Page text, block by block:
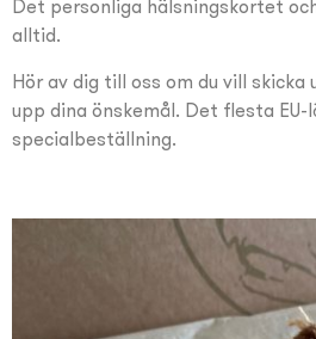
Det personliga hälsningskortet
alltid.
Hör av dig till oss om du vill skicka
upp dina önskemål. Det flesta
specialbeställning.